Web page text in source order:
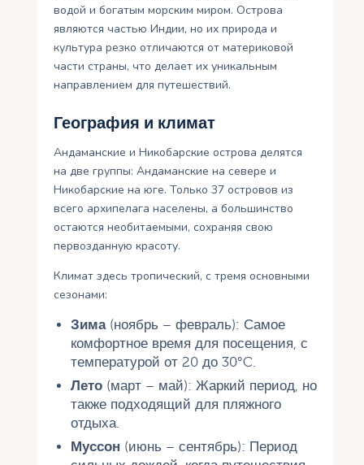
водой и богатым морским миром. Острова
являются частью Индии, но их природа и
культура резко отличаются от материковой
части страны, что делает их уникальным
направлением для путешествий.
География и климат
Андаманские и Никобарские острова делятся
на две группы: Андаманские на севере и
Никобарские на юге. Только 37 островов из
всего архипелага населены, а большинство
остаются необитаемыми, сохраняя свою
первозданную красоту.
Климат здесь тропический, с тремя основными
сезонами:
Зима(ноябрь – февраль): Самое
комфортное время для посещения, с
температурой от 20 до 30°C.
Лето(март – май): Жаркий период, но
также подходящий для пляжного
отдыха.
Муссон (июнь – сентябрь): Период